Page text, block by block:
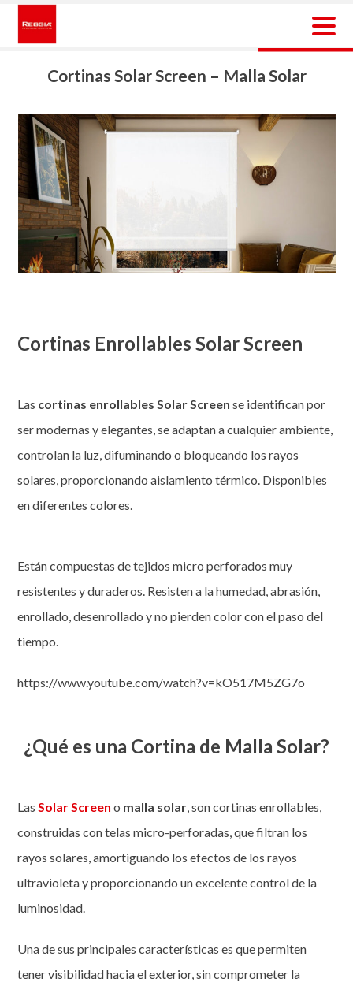
Skip
content
Cortinas Solar Screen – Malla Solar
Cortinas Enrollables Solar Screen
Las cortinas enrollables Solar Screense identifican por
ser modernas y elegantes, se adaptan a cualquier ambiente,
controlan la luz, difuminando o bloqueando los rayos
solares, proporcionando aislamiento térmico. Disponibles
en diferentes colores.
Están compuestas de tejidos micro perforados muy
resistentes y duraderos. Resisten a la humedad, abrasión,
enrollado, desenrollado y no pierden color con el paso del
tiempo.
https://www.youtube.com/watch?v=kO517M5ZG7o
¿Qué es una Cortina de Malla Solar?
LasSolar Screen o malla solar, son cortinas enrollables,
construidas con telas micro-perforadas, que filtran los
rayos solares, amortiguando los efectos de los rayos
ultravioleta y proporcionando un excelente control de la
luminosidad.
Una de sus principales características es que permiten
tener visibilidad hacia el exterior, sin comprometer la